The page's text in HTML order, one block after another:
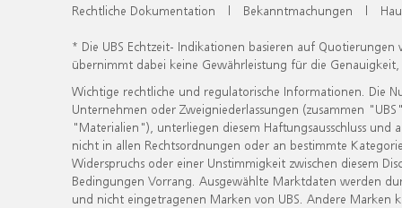
Rechtliche Dokumentation | Bekanntmachungen |
* Die UBS Echtzeit- Indikationen basieren auf
übernimmt dabei keine Gewährleistung für die
Wichtige rechtliche und regulatorische Informationen. Die
Unternehmen oder Zweigniederlassungen (zusammen
"Materialien"), unterliegen diesem Haftungsausschluss
nicht in allen Rechtsordnungen oder an bestimmte
Widerspruchs oder einer Unstimmigkeit zwischen diesem
Bedingungen Vorrang. Ausgewählte Marktdaten werden
und nicht eingetragenen Marken von UBS. Andere Marken